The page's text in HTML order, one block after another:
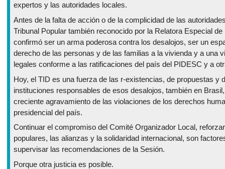
expertos y las autoridades locales.
Antes de la falta de acción o de la complicidad de las
Tribunal Popular también reconocido por la Relatora Especial
confirmó ser un arma poderosa contra los desalojos, ser un
derecho de las personas y de las familias a la vivienda y a una
legales conforme a las ratificaciones del país del PIDESC y a
Hoy, el TID es una fuerza de las r-existencias, de propuestas y
instituciones responsables de esos desalojos, también en
creciente agravamiento de las violaciones de los derechos
presidencial del país.
Continuar el compromiso del Comité Organizador Local,
populares, las alianzas y la solidaridad internacional, son
supervisar las recomendaciones de la Sesión.
Porque otra justicia es posible.